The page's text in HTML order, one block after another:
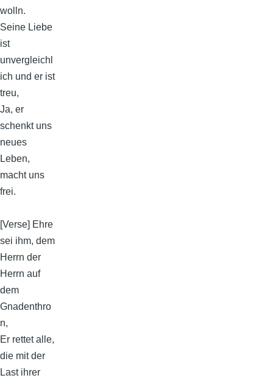
wolln.
Seine Liebe
ist
unvergleichl
ich und er ist
treu,
Ja, er
schenkt uns
neues
Leben,
macht uns
frei.
[Verse] Ehre
sei ihm, dem
Herrn der
Herrn auf
dem
Gnadenthro
n,
Er rettet alle,
die mit der
Last ihrer